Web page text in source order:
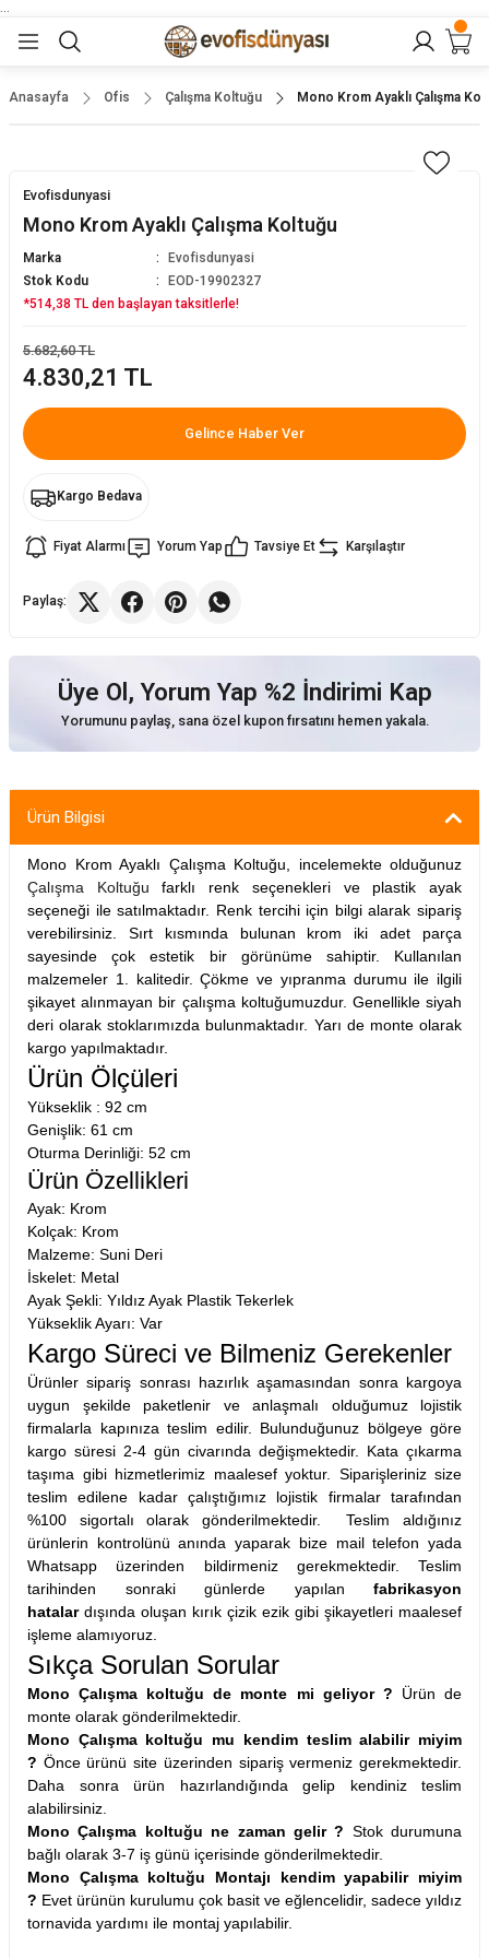
Geri Dön
Geri Dön
Geri Dön
Geri Dön
Sandalyesi
Geri Dön
Anasayfa Ofis Çalışma Koltuğu Mono Krom Ayaklı Çalışma
Evofisdunyasi
Mono Krom Ayaklı Çalışma Koltuğu
Marka
Evofisdunyasi
Stok Kodu
EOD-19902327
*514,38 TL den başlayan taksitlerle!
4.830,21 TL
5.682,60 TL
Gelince Haber Ver
Kargo Bedava
Fiyat Alarmı Yorum Yap Tavsiye Et Karşılaştır
Paylaş:
Üye Ol, Yorum Yap %2 İndirimi Kap
Yorumunu paylaş, sana özel kupon fırsatını hemen yakala.
Ürün Bilgisi
Mono Krom Ayaklı Çalışma Koltuğu, incelemekte olduğunuz
Çalışma Koltuğu farklı renk seçenekleri ve plastik ayak
seçeneği ile satılmaktadır. Renk tercihi için bilgi alarak sipariş
verebilirsiniz. Sırt kısmında bulunan krom iki adet parça
sayesinde çok estetik bir görünüme sahiptir. Kullanılan
malzemeler 1. kalitedir. Çökme ve yıpranma durumu ile ilgili
şikayet alınmayan bir çalışma koltuğumuzdur. Genellikle siyah
deri olarak stoklarımızda bulunmaktadır. Yarı de monte olarak
kargo yapılmaktadır.
Ürün Ölçüleri
Yükseklik : 92 cm
Genişlik: 61 cm
Oturma Derinliği: 52 cm
Ürün Özellikleri
Ayak: Krom
Kolçak: Krom
Malzeme: Suni Deri
İskelet: Metal
Ayak Şekli: Yıldız Ayak Plastik Tekerlek
Yükseklik Ayarı: Var
Kargo Süreci ve Bilmeniz Gerekenler
Ürünler sipariş sonrası hazırlık aşamasından sonra kargoya
uygun şekilde paketlenir ve anlaşmalı olduğumuz lojistik
firmalarla kapınıza teslim edilir. Bulunduğunuz bölgeye göre
kargo süresi 2-4 gün civarında değişmektedir. Kata çıkarma
taşıma gibi hizmetlerimiz maalesef yoktur. Siparişleriniz size
teslim edilene kadar çalıştığımız lojistik firmalar tarafından
%100 sigortalı olarak gönderilmektedir. Teslim aldığınız
ürünlerin kontrolünü anında yaparak bize mail telefon yada
Whatsapp üzerinden bildirmeniz gerekmektedir. Teslim
tarihinden sonraki günlerde yapılan fabrikasyon
hatalar dışında oluşan kırık çizik ezik gibi şikayetleri maalesef
işleme alamıyoruz.
Sıkça Sorulan Sorular
Mono Çalışma koltuğu de monte mi geliyor ? Ürün de
monte olarak gönderilmektedir.
Mono Çalışma koltuğu mu kendim teslim alabilir miyim
? Önce ürünü site üzerinden sipariş vermeniz gerekmektedir.
Daha sonra ürün hazırlandığında gelip kendiniz teslim
alabilirsiniz.
Mono Çalışma koltuğu ne zaman gelir ? Stok durumuna
bağlı olarak 3-7 iş günü içerisinde gönderilmektedir.
Mono Çalışma koltuğu Montajı kendim yapabilir miyim
? Evet ürünün kurulumu çok basit ve eğlencelidir, sadece yıldız
tornavida yardımı ile montaj yapılabilir.